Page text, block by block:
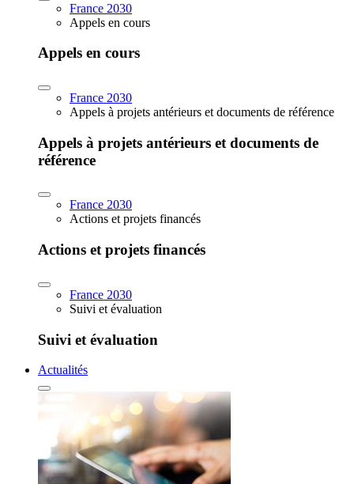
France 2030
Appels en cours
Appels en cours
France 2030
Appels à projets antérieurs et documents de référence
Appels à projets antérieurs et documents de
référence
France 2030
Actions et projets financés
Actions et projets financés
France 2030
Suivi et évaluation
Suivi et évaluation
Actualités